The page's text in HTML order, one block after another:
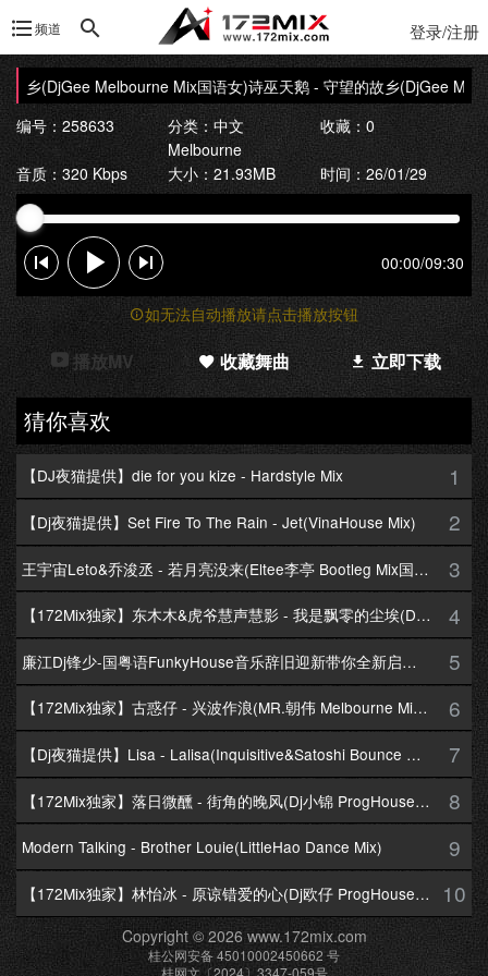
频道 登录/注册
乡(DjGee Melbourne Mix国语女)诗巫天鹅 - 守望的故乡(DjGee
编号：258633
分类：中文
Melbourne
收藏：0
音质：320 Kbps 大小：21.93MB 时间：26/01/29
00:00/09:30
如无法自动播放请点击播放按钮
播放MV 收藏舞曲 立即下载
猜你喜欢
【DJ夜猫提供】die for you kize - Hardstyle Mix 1
【Dj夜猫提供】Set Fire To The Rain - Jet(VinaHouse Mix) 2
王宇宙Leto&乔浚丞 - 若月亮没来(Eltee李亭 Bootleg Mix国语合唱) 3
【172Mix独家】东木木&虎爷慧声慧影 - 我是飘零的尘埃(Dj十三 Melbourne Mix国语男) 4
廉江Dj锋少-国粤语FunkyHouse音乐辞旧迎新带你全新启航跨年专辑172Mix串烧 5
【172Mix独家】古惑仔 - 兴波作浪(MR.朝伟 Melbourne Mix粤语男) 6
【Dj夜猫提供】Lisa - Lalisa(Inquisitive&Satoshi Bounce Mix) 7
【172Mix独家】落日微醺 - 街角的晚风(Dj小锦 ProgHouse Mix粤语女) 8
Modern Talking - Brother Louie(LittleHao Dance Mix) 9
【172Mix独家】林怡冰 - 原谅错爱的心(Dj欧仔 ProgHouse Mix粤语女) 10
Copyright © 2026 www.172mix.com
桂公网安备 45010002450662 号
桂网文〔2024〕3347-059号